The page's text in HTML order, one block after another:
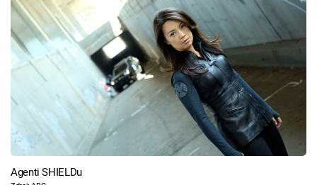
Agenti SHIELDu